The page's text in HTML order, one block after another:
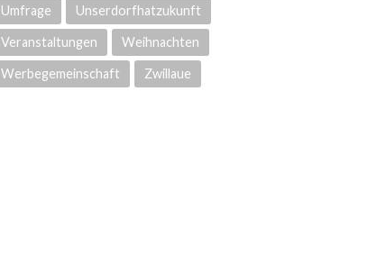
Umfrage Unserdorfhatzukunft
Veranstaltungen Weihnachten
Werbegemeinschaft Zwillaue